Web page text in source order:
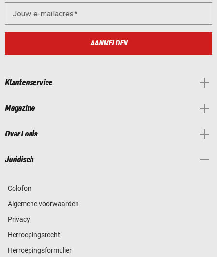
Jouw e-mailadres
AANMELDEN
Klantenservice
Magazine
Over Louis
Juridisch
Colofon
Algemene voorwaarden
Privacy
Herroepingsrecht
Herroepingsformulier